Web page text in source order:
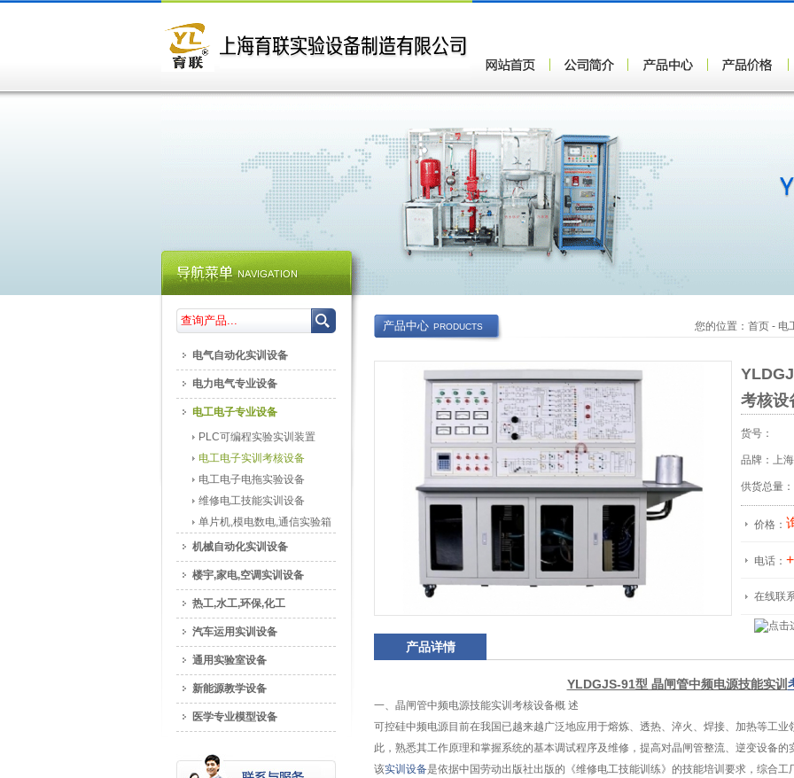
产品中心 PRODUCTS 您的位置： 首页 - 电
考核设
货号：
品牌：上
供货总量
价格：
电话：
在线联
产品详情
YLDGJS-91型 晶闸管中频电源技能实训
一、晶闸管中频电源技能实训考核设备概 述
可控硅中频电源目前在我国已越来越广泛地应用于熔炼、透热、淬火、焊接、加热等工
此，熟悉其工作原理和掌握系统的基本调试程序及维修，提高对晶闸管整流、逆变设备的
该实训设备是依据中国劳动出版社出版的《维修电工技能训练》的技能培训要求，综合
电气自动化实训设备
电力电气专业设备
电工电子专业设备
PLC可编程实验实训装置
电工电子实训考核设备
电工电子电拖实验设备
维修电工技能实训设备
单片机,模电数电,通信实验箱
机械自动化实训设备
楼宇,家电,空调实训设备
热工,水工,环保,化工
汽车运用实训设备
通用实验室设备
新能源教学设备
医学专业模型设备